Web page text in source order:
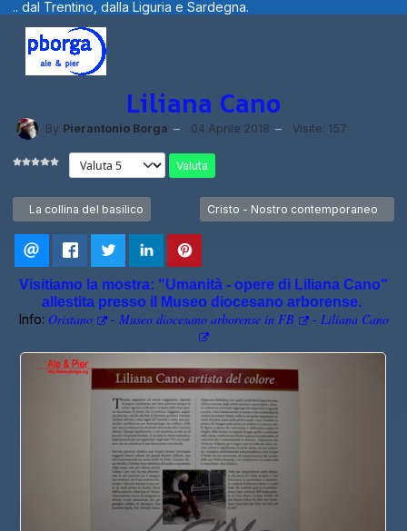
e Sardegna.
Liliana Cano
By Pierantonio Borga 04 Aprile 2018 Visite: 157
Valuta
Articolo precedente: La collina del basilico
La collina del basilico Articolo successivo: Cristo - Nostro
Cristo - Nostro contemporaneo
Visitiamo la mostra: "Umanità - opere di Liliana Cano"
allestita presso il Museo diocesano arborense.
Info: Oristano - Museo diocesano arborense in FB - Liliana Cano